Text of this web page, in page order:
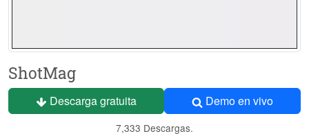
ShotMag
Descarga gratuita Demo en vivo
7,333 Descargas.